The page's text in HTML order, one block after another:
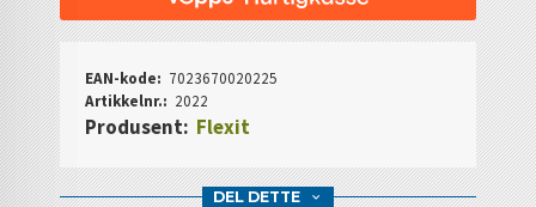
EAN-kode: 7023670020225
Artikkelnr.: 2022
Produsent: Flexit
DEL DETTE